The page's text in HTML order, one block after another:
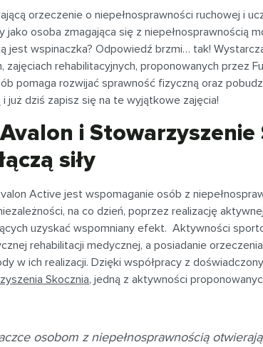
orzeczenie o niepełnosprawności ruchowej i
jako osoba zmagająca się z niepełnosprawnością
jest wspinaczka? Odpowiedź brzmi… tak!
zajęciach rehabilitacyjnych, proponowanych przez
pomaga rozwijać sprawność fizyczną oraz
już dziś zapisz się na te wyjątkowe zajęcia!
i Stowarzyszenie
siły
Active jest wspomaganie osób z
na co dzień, poprzez realizację
uzyskać wspomniany efekt. Aktywności
rehabilitacji medycznej, a posiadanie
w ich realizacji. Dzięki współpracy z
Skocznia, jedną z aktywności
osobom z niepełnosprawnością